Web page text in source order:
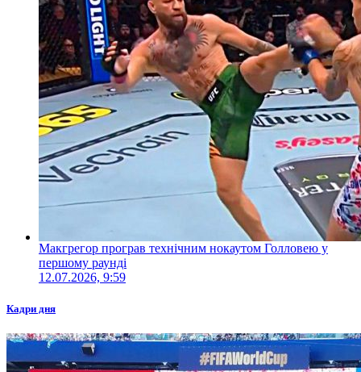
Макгрегор програв технічним нокаутом Голловею у
першому раунді
12.07.2026, 9:59
Кадри дня